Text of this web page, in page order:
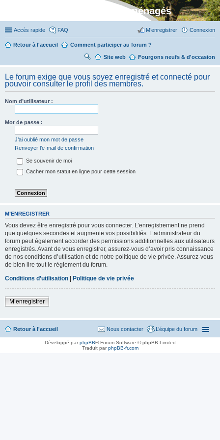
Stylevan - Vans aménagés
Accès rapide FAQ Connexion
M’enregistrer
Retour à l'accueil Comment participer au forum ?
Fourgons neufs & d'occasion
Site web
R
her
ch
er
Le forum exige que vous soyez enregistré et connecté pour
pouvoir consulter le profil des membres.
Nom d’utilisateur :
Mot de passe :
J’ai oublié mon mot de passe
Renvoyer l’e-mail de confirmation
Se souvenir de moi
Cacher mon statut en ligne pour cette session
M’ENREGISTRER
Vous devez être enregistré pour vous connecter. L’enregistrement ne prend
que quelques secondes et augmente vos possibilités. L’administrateur du
forum peut également accorder des permissions additionnelles aux utilisateurs
enregistrés. Avant de vous enregistrer, assurez-vous d’avoir pris connaissance
de nos conditions d’utilisation et de notre politique de vie privée. Assurez-vous
de bien lire tout le règlement du forum.
Conditions d’utilisation | Politique de vie privée
M’enregistrer
Retour à l'accueil L’équipe du forum
Nous contacter
Développé parphpBB® Forum Software © phpBB Limited
Traduit parphpBB-fr.com